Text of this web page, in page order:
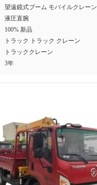
望遠鏡式ブーム モバイルクレーン
液圧直腕
100% 新品
トラック トラック クレーン
トラッククレーン
3年